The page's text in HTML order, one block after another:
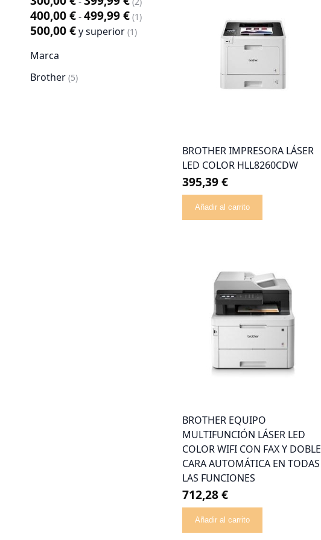
400,00 €-499,99 € 1
artículo
500,00 €y superior 1
artículo
Marca
Brother 5
artículo
BROTHER IMPRESORA LÁSER
LED COLOR HLL8260CDW
395,39 €
Añadir al carrito
BROTHER EQUIPO
MULTIFUNCIÓN LÁSER LED
COLOR WIFI CON FAX Y DOBLE
CARA AUTOMÁTICA EN TODAS
LAS FUNCIONES
712,28 €
Añadir al carrito